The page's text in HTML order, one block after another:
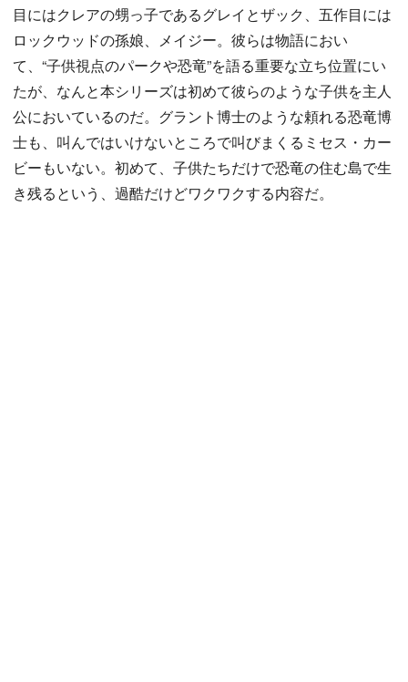
目にはクレアの甥っ子であるグレイとザック、五作目には
ロックウッドの孫娘、メイジー。彼らは物語におい
て、“子供視点のパークや恐竜”を語る重要な立ち位置にい
たが、なんと本シリーズは初めて彼らのような子供を主人
公においているのだ。グラント博士のような頼れる恐竜博
士も、叫んではいけないところで叫びまくるミセス・カー
ビーもいない。初めて、子供たちだけで恐竜の住む島で生
き残るという、過酷だけどワクワクする内容だ。